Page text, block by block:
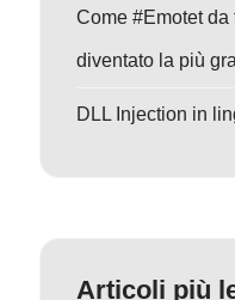
Come #Emotet
diventato la più
DLL Injection in
Articoli più